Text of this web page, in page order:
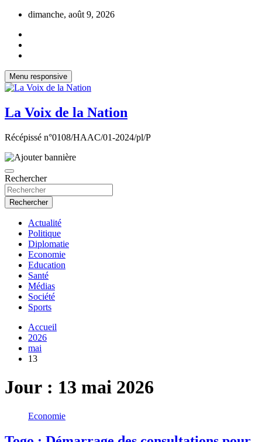
Aller
contenu
dimanche, août 9, 2026
Menu responsive
La Voix de la Nation
Récépissé n°0108/HAAC/01-2024/pl/P
Rechercher
Rechercher
Actualité
Politique
Diplomatie
Economie
Education
Santé
Médias
Société
Sports
Accueil
2026
mai
13
Jour : 13 mai 2026
Economie